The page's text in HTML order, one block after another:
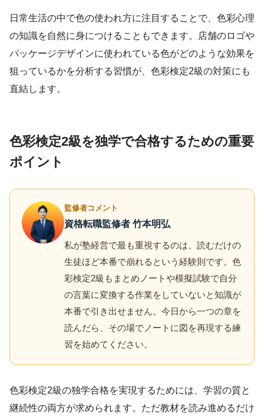
日常生活の中で色の使われ方に注目することで、色彩心理
の知識を自然に身につけることもできます。店舗のロゴや
パッケージデザインに使われている色がどのような効果を
狙っているかを分析する習慣が、色彩検定2級の対策にも
直結します。
色彩検定2級を独学で合格するための重要
ポイント
監修者コメント
資格転職監修者 竹本明弘
私が塾経営で最も重視するのは、読むだけの
生徒ほど本番で崩れるという経験則です。色
彩検定2級もまとめノートや模擬試験で自分
の言葉に変換する作業をしていないと知識が
本番で引き出せません。今日から一つの章を
読んだら、その場でノートに図を再現する練
習を始めてください。
色彩検定2級の独学合格を実現するためには、学習の質と
継続性の両方が求められます。ただ教材を読み進めるだけ